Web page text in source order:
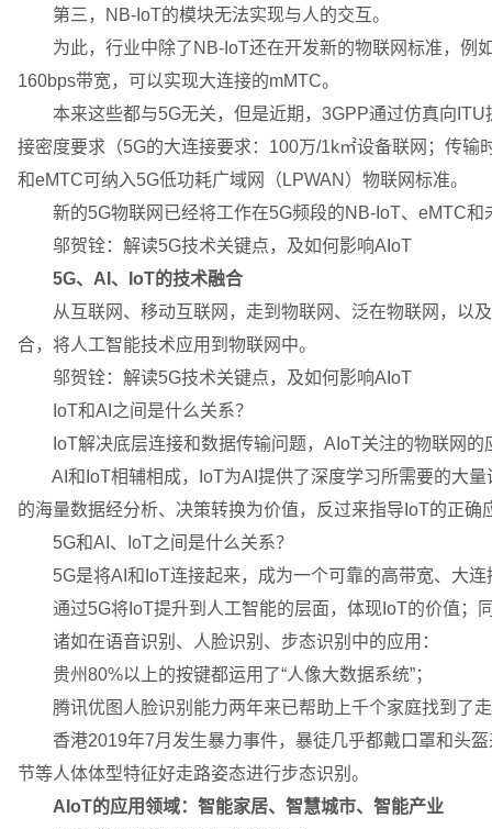
第三，NB-IoT的模块无法实现与人的交互。
为此，行业中除了NB-IoT还在开发新的物联网标准，例
160bps带宽，可以实现大连接的mMTC。
本来这些都与5G无关，但是近期，3GPP通过仿真向ITU
接密度要求（5G的大连接要求：100万/1k㎡设备联网；传
和eMTC可纳入5G低功耗广域网（LPWAN）物联网标准。
新的5G物联网已经将工作在5G频段的NB-IoT、eMTC和
邬贺铨：解读5G技术关键点，及如何影响AIoT
5G、AI、IoT的技术融合
从互联网、移动互联网，走到物联网、泛在物联网，以
合，将人工智能技术应用到物联网中。
邬贺铨：解读5G技术关键点，及如何影响AIoT
IoT和AI之间是什么关系？
IoT解决底层连接和数据传输问题，AIoT关注的物联网的
AI和IoT相辅相成，IoT为AI提供了深度学习所需要的大量
的海量数据经分析、决策转换为价值，反过来指导IoT的正确
5G和AI、IoT之间是什么关系？
5G是将AI和IoT连接起来，成为一个可靠的高带宽、大连
通过5G将IoT提升到人工智能的层面，体现IoT的价值；
诸如在语音识别、人脸识别、步态识别中的应用：
贵州80%以上的按键都运用了“人像大数据系统”；
腾讯优图人脸识别能力两年来已帮助上千个家庭找到了
香港2019年7月发生暴力事件，暴徒几乎都戴口罩和头盔
节等人体体型特征好走路姿态进行步态识别。
AIoT的应用领域：智能家居、智慧城市、智能产业